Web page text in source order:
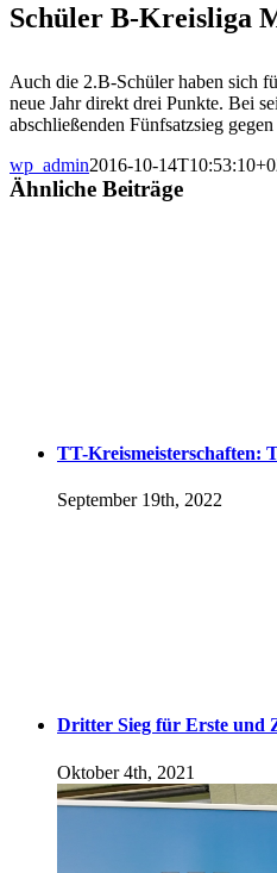
Schüler B-Kreisliga
Auch die 2.B-Schüler haben sich
neue Jahr direkt drei Punkte. Bei
abschließenden Fünfsatzsieg
wp_admin2016-10-
Ähnliche Beiträge
TT-Kreismeisterschaften:
September 19th, 2022
Dritter Sieg für Erste und
Oktober 4th, 2021